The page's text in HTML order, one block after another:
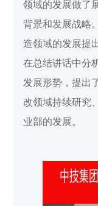
领域的发展做了
背景和发展战略
造领域的发展提
在总结讲话中分
发展形势，提出
改领域持续研究
业部的发展。